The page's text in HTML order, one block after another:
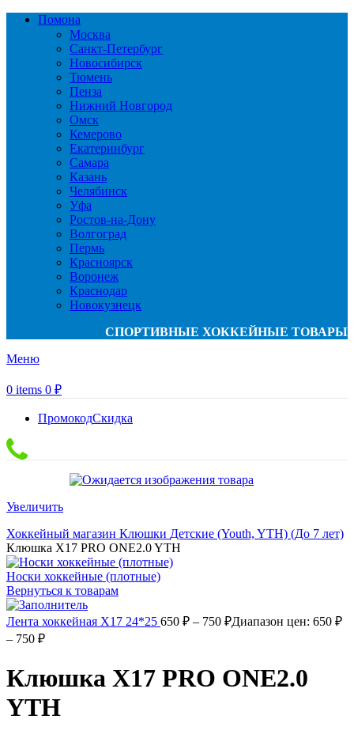
Помона
Москва
Санкт-Петербург
Новосибирск
Тюмень
Пенза
Нижний Новгород
Омск
Кемерово
Екатеринбург
Самара
Казань
Челябинск
Уфа
Ростов-на-Дону
Волгоград
Пермь
Красноярск
Воронеж
Краснодар
Новокузнецк
СПОРТИВНЫЕ ХОККЕЙНЫЕ ТОВАРЫ
Меню
0 items 0 ₽
ПромокодСкидка
Увеличить
Хоккейный магазин Клюшки Детские (Youth, YTH) (До 7 лет)
Клюшка Х17 PRO ONE2.0 YTH
Носки хоккейные (плотные)
Вернуться к товарам
Лента хоккейная Х17 24*25 650 ₽ – 750 ₽Диапазон цен: 650 ₽
– 750 ₽
Клюшка Х17 PRO ONE2.0
YTH